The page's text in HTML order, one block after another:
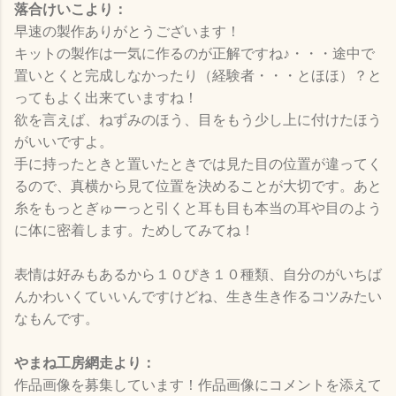
落合けいこより：
早速の製作ありがとうございます！
キットの製作は一気に作るのが正解ですね♪・・・途中で
置いとくと完成しなかったり（経験者・・・とほほ）？と
ってもよく出来ていますね！
欲を言えば、ねずみのほう、目をもう少し上に付けたほう
がいいですよ。
手に持ったときと置いたときでは見た目の位置が違ってく
るので、真横から見て位置を決めることが大切です。あと
糸をもっとぎゅーっと引くと耳も目も本当の耳や目のよう
に体に密着します。ためしてみてね！
表情は好みもあるから１０ぴき１０種類、自分のがいちば
んかわいくていいんですけどね、生き生き作るコツみたい
なもんです。
やまね工房網走より：
作品画像を募集しています！作品画像にコメントを添えて